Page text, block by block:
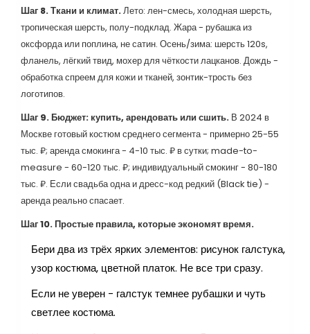
Шаг 8. Ткани и климат.Лето: лен-смесь, холодная шерсть,
тропическая шерсть, полу-подклад. Жара - рубашка из
оксфорда или поплина, не сатин. Осень/зима: шерсть 120s,
фланель, лёгкий твид, мохер для чёткости лацканов. Дождь -
обработка спреем для кожи и тканей, зонтик-трость без
логотипов.
Шаг 9. Бюджет: купить, арендовать или сшить. В 2024 в
Москве готовый костюм среднего сегмента - примерно 25-55
тыс. ₽; аренда смокинга - 4-10 тыс. ₽ в сутки; made-to-
measure - 60-120 тыс. ₽; индивидуальный смокинг - 80-180
тыс. ₽. Если свадьба одна и дресс-код редкий (Black tie) -
аренда реально спасает.
Шаг 10. Простые правила, которые экономят время.
Бери два из трёх ярких элементов: рисунок галстука,
узор костюма, цветной платок. Не все три сразу.
Если не уверен - галстук темнее рубашки и чуть
светлее костюма.